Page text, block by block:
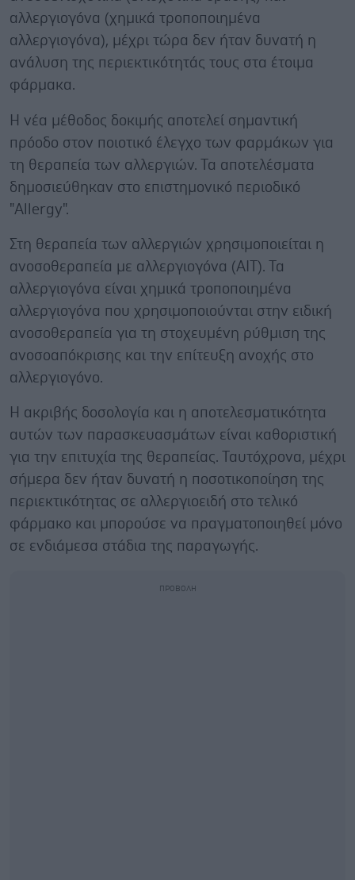
αλλεργιογόνα (χημικά τροποποιημένα
αλλεργιογόνα), μέχρι τώρα δεν ήταν δυνατή η
ανάλυση της περιεκτικότητάς τους στα έτοιμα
φάρμακα.
Η νέα μέθοδος δοκιμής αποτελεί σημαντική
πρόοδο στον ποιοτικό έλεγχο των φαρμάκων για
τη θεραπεία των αλλεργιών. Τα αποτελέσματα
δημοσιεύθηκαν στο επιστημονικό περιοδικό
"Allergy".
Στη θεραπεία των αλλεργιών χρησιμοποιείται η
ανοσοθεραπεία με αλλεργιογόνα (AIT). Τα
αλλεργιογόνα είναι χημικά τροποποιημένα
αλλεργιογόνα που χρησιμοποιούνται στην ειδική
ανοσοθεραπεία για τη στοχευμένη ρύθμιση της
ανοσοαπόκρισης και την επίτευξη ανοχής στο
αλλεργιογόνο.
Η ακριβής δοσολογία και η αποτελεσματικότητα
αυτών των παρασκευασμάτων είναι καθοριστική
για την επιτυχία της θεραπείας. Ταυτόχρονα, μέχρι
σήμερα δεν ήταν δυνατή η ποσοτικοποίηση της
περιεκτικότητας σε αλλεργιοειδή στο τελικό
φάρμακο και μπορούσε να πραγματοποιηθεί μόνο
σε ενδιάμεσα στάδια της παραγωγής.